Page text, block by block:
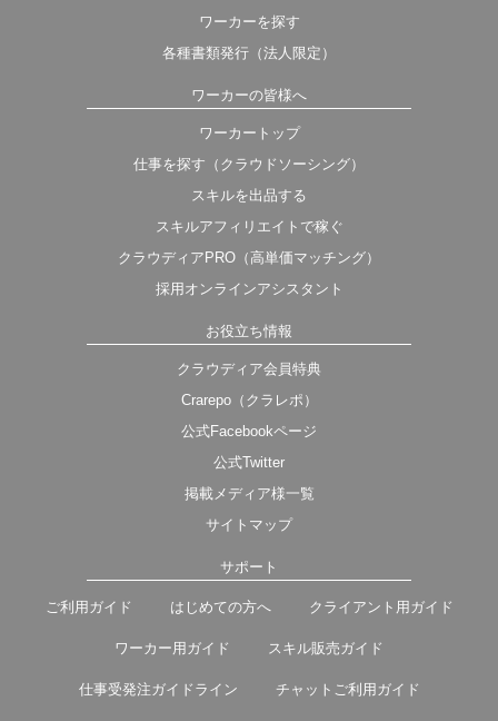
ワーカーを探す
各種書類発行（法人限定）
ワーカーの皆様へ
ワーカートップ
仕事を探す（クラウドソーシング）
スキルを出品する
スキルアフィリエイトで稼ぐ
クラウディアPRO（高単価マッチング）
採用オンラインアシスタント
お役立ち情報
クラウディア会員特典
Crarepo（クラレポ）
公式Facebookページ
公式Twitter
掲載メディア様一覧
サイトマップ
サポート
ご利用ガイド はじめての方へ クライアント用ガイド
ワーカー用ガイド スキル販売ガイド
仕事受発注ガイドライン チャットご利用ガイド